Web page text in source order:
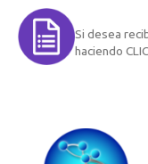
Si desea
haciendo